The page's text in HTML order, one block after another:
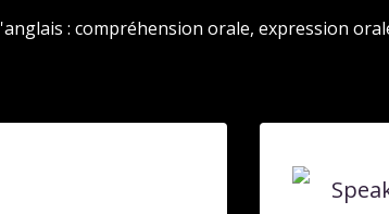
: compréhension orale, expression